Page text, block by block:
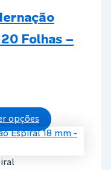
Folhas –
opções
This
product